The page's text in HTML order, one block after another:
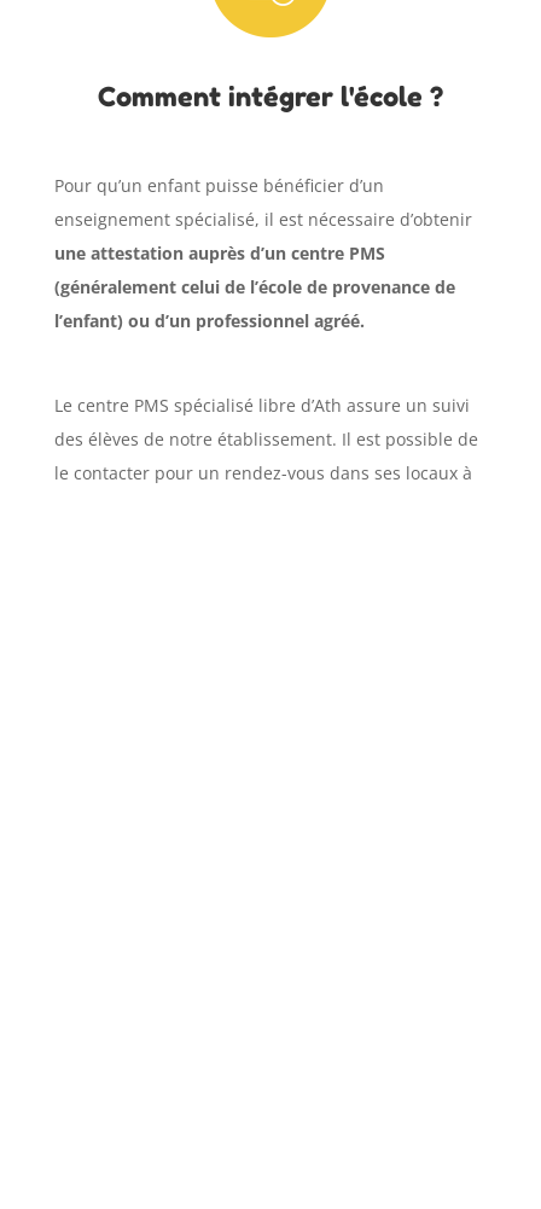
Comment intégrer l'école ?
Pour qu’un enfant puisse bénéficier d’un
enseignement spécialisé, il est nécessaire d’obtenir
une attestation auprès d’un centre PMS
(généralement celui de l’école de provenance de
l’enfant) ou d’un professionnel agréé.
Le centre PMS spécialisé libre d’Ath assure un suivi
des élèves de notre établissement. Il est possible de
le contacter pour un rendez-vous dans ses locaux à